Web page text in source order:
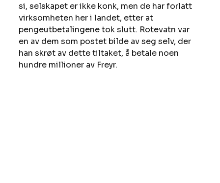
si, selskapet er ikke konk, men de har forlatt
virksomheten her i landet, etter at
pengeutbetalingene tok slutt. Rotevatn var
en av dem som postet bilde av seg selv, der
han skrøt av dette tiltaket, å betale noen
hundre millioner av Freyr.